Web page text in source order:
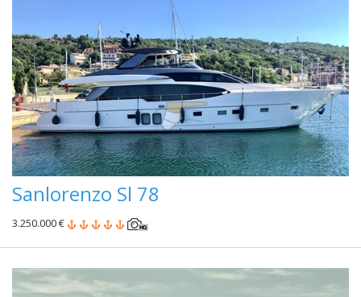
Sanlorenzo Sl 78
3.250.000 €